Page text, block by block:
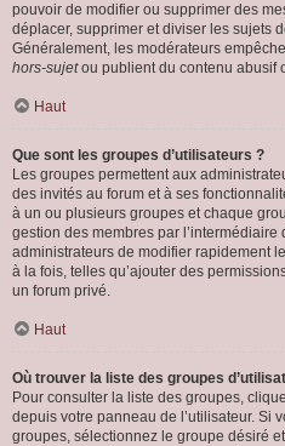
pouvoir de modifier ou supprimer des
déplacer, supprimer et diviser les sujets
Généralement, les modérateurs
hors-sujetou publient du contenu abusif
Haut
Que sont les groupes d’utilisateurs ?
Les groupes permettent aux
des invités au forum et à ses
à un ou plusieurs groupes et chaque
gestion des membres par l’intermédiaire
administrateurs de modifier rapidement
à la fois, telles qu’ajouter des
un forum privé.
Haut
Où trouver la liste des groupes
Pour consulter la liste des groupes,
depuis votre panneau de l’utilisateur. Si
groupes, sélectionnez le groupe désiré